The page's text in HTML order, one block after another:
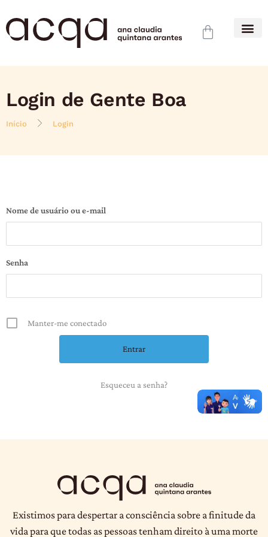
Login de Gente Boa
Início Login
Nome de usuário ou e-mail
Senha
Manter-me conectado
Esqueceu a senha?
Existimos para despertar a consciência sobre a finitude da
vida para que todas as pessoas tenham direito à uma morte